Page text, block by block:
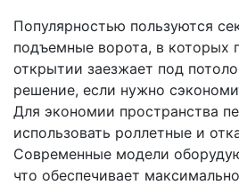
Популярностью пользуются
подъемные ворота, в которых
открытии заезжает под
решение, если нужно
Для экономии пространства
использовать роллетные и
Современные модели
что обеспечивает